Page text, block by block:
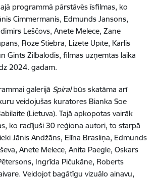
programmā pārstāvēs īsfilmas, ko
Cimmermanis, Edmunds Jansons,
Leščovs, Anete Melece, Zane
Roze Stiebra, Lizete Upīte, Kārlis
Gints Zilbalodis, filmas uzņemtas laika
2024. gadam.
galerijā Spiralbūs skatāma arī
veidojušas kuratores Bianka Soe
(Lietuva). Tajā apkopotas vairāk
ko radījuši 30 reģiona autori, to starpā
Jānis Andžāns, Elīna Brasliņa, Edmunds
Anete Melece, Anita Paegle, Oskars
Ingrīda Pičukāne, Roberts
Veidojot bagātīgu vizuālo ainavu,